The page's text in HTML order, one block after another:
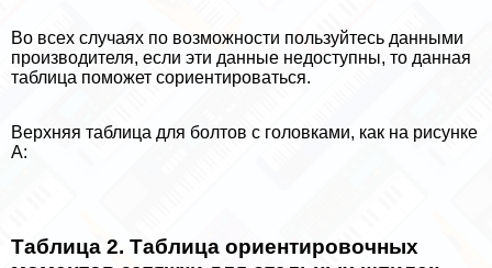
Во всех случаях по возможности пользуйтесь данными
производителя, если эти данные недоступны, то данная
таблица поможет сориентироваться.
Верхняя таблица для болтов с головками, как на рисунке
А:
Таблица 2. Таблица ориентировочных